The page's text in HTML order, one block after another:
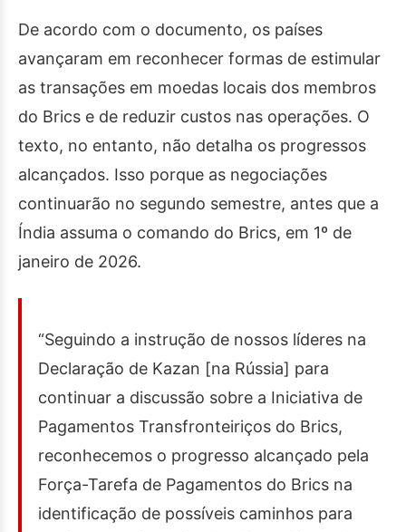
De acordo com o documento, os países
avançaram em reconhecer formas de estimular
as transações em moedas locais dos membros
do Brics e de reduzir custos nas operações. O
texto, no entanto, não detalha os progressos
alcançados. Isso porque as negociações
continuarão no segundo semestre, antes que a
Índia assuma o comando do Brics, em 1º de
janeiro de 2026.
“Seguindo a instrução de nossos líderes na
Declaração de Kazan [na Rússia] para
continuar a discussão sobre a Iniciativa de
Pagamentos Transfronteiriços do Brics,
reconhecemos o progresso alcançado pela
Força-Tarefa de Pagamentos do Brics na
identificação de possíveis caminhos para